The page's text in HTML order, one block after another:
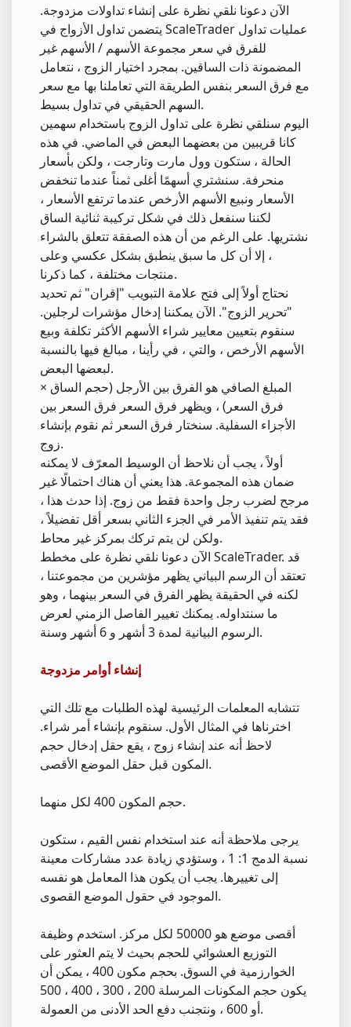
الآن دعونا نلقي نظرة على إنشاء تداولات مزدوجة.
يتضمن تداول الأزواج في ScaleTrader عمليات تداول
للفرق في سعر مجموعة الأسهم / الأسهم غير
المضمونة ذات الساقين. بمجرد اختيار الزوج ، نتعامل
مع فرق السعر بنفس الطريقة التي تعاملنا بها مع سعر
السهم الحقيقي في تداول بسيط.
اليوم سنلقي نظرة على تداول الزوج باستخدام سهمين
كانا قريبين من بعضهما البعض في الماضي. في هذه
الحالة ، ستكون وول مارت وتارجت ، ولكن بأسعار
منحرفة. سنشتري أسهمًا أغلى ثمناً عندما تنخفض
الأسعار ونبيع الأسهم الأرخص عندما ترتفع الأسعار ،
لكننا سنفعل ذلك في شكل تركيبة ثنائية الساق
نشتريها. على الرغم من أن هذه الصفقة تتعلق بالشراء
، إلا أن كل ما سبق ينطبق بشكل عكسي وعلى
منتجات مختلفة ، كما ذكرنا.
نحتاج أولاً إلى فتح علامة التبويب "إقران" ثم تحديد
"تحرير الزوج". الآن يمكننا إدخال مؤشرات لرجلين.
سنقوم بتعيين معايير شراء الأسهم الأكثر تكلفة وبيع
الأسهم الأرخص ، والتي ، في رأينا ، مبالغ فيها بالنسبة
لبعضها البعض.
المبلغ الصافي هو الفرق بين الأرجل (حجم الساق ×
فرق السعر) ، ويظهر فرق السعر فرق السعر بين
الأجزاء السفلية. سنختار فرق السعر ثم نقوم بإنشاء
زوج.
أولاً ، يجب أن نلاحظ أن الوسيط المعرّف لا يمكنه
ضمان هذه المجموعة. هذا يعني أن هناك احتمالًا غير
مرجح لضرب رجل واحدة فقط من زوج. إذا حدث هذا ،
فقد يتم تنفيذ الأمر في الجزء الثاني بسعر أقل تفضيلاً ،
ولكن لن يتم تركك بمركز غير محاط.
الآن دعونا نلقي نظرة على مخطط ScaleTrader. قد
تعتقد أن الرسم البياني يظهر مؤشرين من مجموعتنا ،
لكنه في الحقيقة يظهر الفرق في السعر بينهما ، وهو
ما سنتداوله. يمكنك تغيير الفاصل الزمني لعرض
الرسوم البيانية لمدة 3 أشهر و 6 أشهر وسنة.
إنشاء أوامر مزدوجة
تتشابه المعلمات الرئيسية لهذه الطلبات مع تلك التي
اخترناها في المثال الأول. سنقوم بإنشاء أمر شراء.
لاحظ أنه عند إنشاء زوج ، يقع حقل إدخال حجم
المكون قبل حقل الموضع الأقصى.
حجم المكون 400 لكل منهما.
يرجى ملاحظة أنه عند استخدام نفس القيم ، ستكون
نسبة الدمج 1: 1 ، وستؤدي زيادة عدد مشاركات معينة
إلى تغييرها. يجب أن يكون هذا المعامل هو نفسه
الموجود في حقول الموضع القصوى.
أقصى موضع هو 50000 لكل مركز. استخدم وظيفة
التوزيع العشوائي للحجم بحيث لا يتم العثور على
الخوارزمية في السوق. بحجم مكون 400 ، يمكن أن
يكون حجم المكونات المرسلة 200 ، 300 ، 400 ، 500
أو 600 ، ونتجنب دفع الحد الأدنى من العمولة.